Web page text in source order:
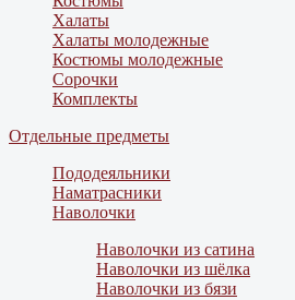
Халаты
Халаты молодежные
Костюмы молодежные
Сорочки
Комплекты
Отдельные предметы
Пододеяльники
Наматрасники
Наволочки
Наволочки из сатина
Наволочки из шёлка
Наволочки из бязи